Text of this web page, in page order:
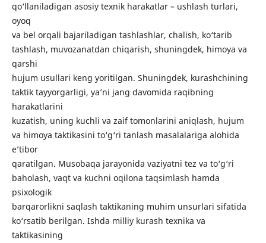
qo‘llaniladigan asosiy texnik harakatlar – ushlash turlari,
oyoq
va bel orqali bajariladigan tashlashlar, chalish, ko‘tarib
tashlash, muvozanatdan chiqarish, shuningdek, himoya va
qarshi
hujum usullari keng yoritilgan. Shuningdek, kurashchining
taktik tayyorgarligi, ya’ni jang davomida raqibning
harakatlarini
kuzatish, uning kuchli va zaif tomonlarini aniqlash, hujum
va himoya taktikasini to‘g‘ri tanlash masalalariga alohida
e’tibor
qaratilgan. Musobaqa jarayonida vaziyatni tez va to‘g‘ri
baholash, vaqt va kuchni oqilona taqsimlash hamda
psixologik
barqarorlikni saqlash taktikaning muhim unsurlari sifatida
ko‘rsatib berilgan. Ishda milliy kurash texnika va
taktikasining